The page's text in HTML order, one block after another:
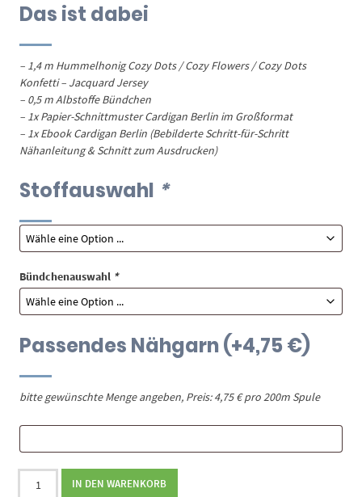
Das ist dabei
– 1,4 m Hummelhonig Cozy Dots / Cozy Flowers / Cozy Dots
Konfetti – Jacquard Jersey
– 0,5 m Albstoffe Bündchen
– 1x Papier-Schnittmuster Cardigan Berlin im Großformat
– 1x Ebook Cardigan Berlin (Bebilderte Schritt-für-Schritt
Nähanleitung & Schnitt zum Ausdrucken)
Stoffauswahl *
Bündchenauswahl *
Passendes Nähgarn(+4,75 €)
bitte gewünschte Menge angeben, Preis: 4,75 € pro 200m Spule
Nähpaket
Cardigan
IN DEN WARENKORB